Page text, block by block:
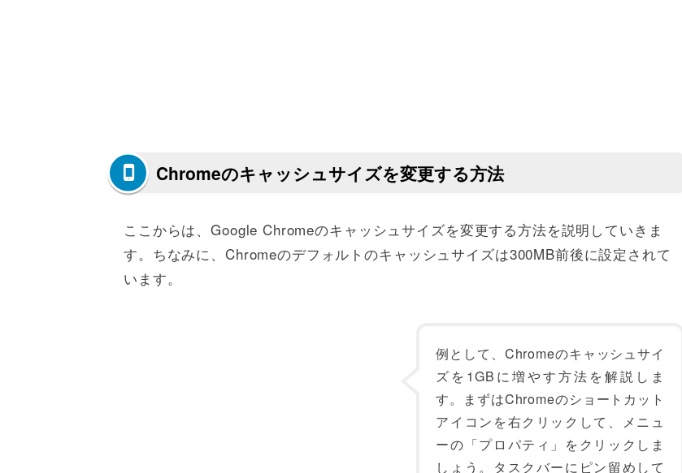
Chromeのキャッシュサイズを変更する方法
ここからは、Google Chromeのキャッシュサイズを変更する方法を説明していきま
す。ちなみに、Chromeのデフォルトのキャッシュサイズは300MB前後に設定されて
います。
例として、Chromeのキャッシュサイ
ズを1GBに増やす方法を解説しま
す。まずはChromeのショートカット
アイコンを右クリックして、メニュ
ーの「プロパティ」をクリックしま
しょう。タスクバーにピン留めして